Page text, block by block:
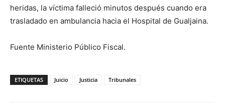
heridas, la víctima falleció minutos después cuando era
trasladado en ambulancia hacia el Hospital de Gualjaina.
Fuente Ministerio Público Fiscal.
ETIQUETAS Juicio Justicia Tribunales